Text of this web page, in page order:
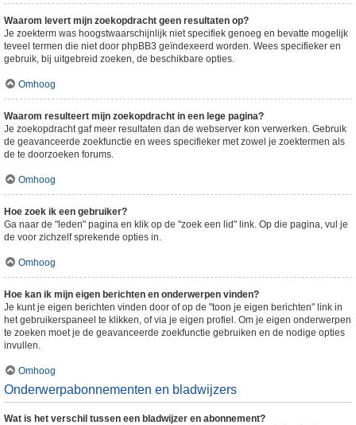
Waarom levert mijn zoekopdracht geen resultaten op?
Je zoekterm was hoogstwaarschijnlijk niet specifiek genoeg en bevatte mogelijk
teveel termen die niet door phpBB3 geïndexeerd worden. Wees specifieker en
gebruik, bij uitgebreid zoeken, de beschikbare opties.
Omhoog
Waarom resulteert mijn zoekopdracht in een lege pagina?
Je zoekopdracht gaf meer resultaten dan de webserver kon verwerken. Gebruik
de geavanceerde zoekfunctie en wees specifieker met zowel je zoektermen als
de te doorzoeken forums.
Omhoog
Hoe zoek ik een gebruiker?
Ga naar de "leden" pagina en klik op de "zoek een lid" link. Op die pagina, vul je
de voor zichzelf sprekende opties in.
Omhoog
Hoe kan ik mijn eigen berichten en onderwerpen vinden?
Je kunt je eigen berichten vinden door of op de "toon je eigen berichten" link in
het gebruikerspaneel te klikken, of via je eigen profiel. Om je eigen onderwerpen
te zoeken moet je de geavanceerde zoekfunctie gebruiken en de nodige opties
invullen.
Omhoog
Onderwerpabonnementen en bladwijzers
Wat is het verschil tussen een bladwijzer en abonnement?